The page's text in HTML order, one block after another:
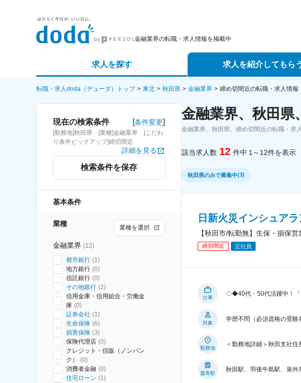
金融業界の転職・求人情報を掲載中
求人を探す
詳細条件から探す
求人特集から探す
求人を紹介してもら
エージェントサービス
スカウトサービス
転職・求人doda（デューダ）トップ 東北 秋田県 金融業界 締め切間近の転職・求人情報
現在の検索条件 [条件変更]
[勤務地]秋田県 [業種]金融業界 [こだわ
り条件ピックアップ]締切間近
詳細を見る
検索条件を保存
基本条件
業種 業種を選択
金融業界 (12)
都市銀行 (1)
地方銀行 (0)
信託銀行 (0)
その他銀行 (2)
信用金庫・信用組合・労働金
庫 (0)
証券会社 (1)
生命保険 (6)
損害保険 (3)
保険代理店 (0)
クレジット・信販（ノンバン
ク）
(0)
消費者金融 (0)
住宅ローン (1)
金融業界、秋田県
金融業界、秋田県、締め切間近の転職・求
該当求人数 12 件中 1～12件を表示
秋田県のみで募集中(3)
日新火災インシュア
【秋田市/転勤無】生保・損保
締切間近 正社員
仕事
◇◆40代・50代活躍中！「
対象
学歴不問（必須資格の受験
勤務地
＜勤務地詳細＞秋田支社
最寄駅
秋田駅、羽後牛島駅、泉外